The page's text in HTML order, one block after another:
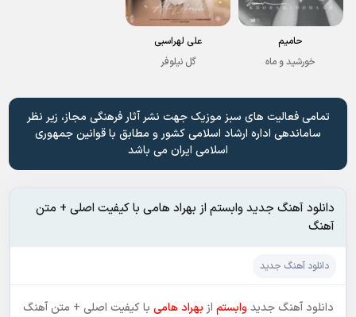
حامیم
خورشید و ماه
علی لهراسبی
گل نیلوفر
تمامی فعالیت های سبز موزیک جهت نشر آثار فرهنگی مجاز، زیر نظر
ساماندهی اداره ارشاد اسلامی کشور و مطابق با قوانین جمهوری
اسلامی ایران می باشد
دانلود آهنگ جدید وابستم از بهراد هامی با کیفیت اصلی + متن
آهنگ
دانلود آهنگ جدید
دانلود آهنگ جدیدوابستم از بهراد هامی با کیفیت اصلی + متن آهنگ